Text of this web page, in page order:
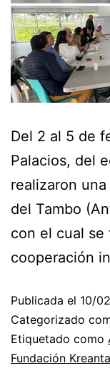
Del 2 al 5 de
Palacios, del
realizaron
del Tambo
con el cual se
cooperación
Publicada el 10/
Categorizado
Etiquetado como
Fundación Kreanta